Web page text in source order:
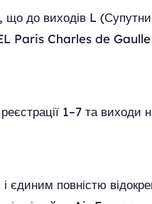
що до виходів L
Paris Charles de
1–7 та виходи
повністю